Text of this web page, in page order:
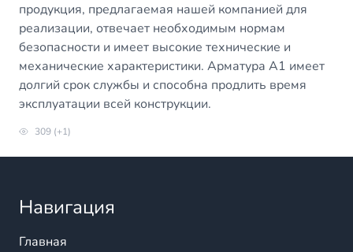
продукция, предлагаемая нашей компанией для
реализации, отвечает необходимым нормам
безопасности и имеет высокие технические и
механические характеристики. Арматура А1 имеет
долгий срок службы и способна продлить время
эксплуатации всей конструкции.
309 (+1)
Навигация
Главная